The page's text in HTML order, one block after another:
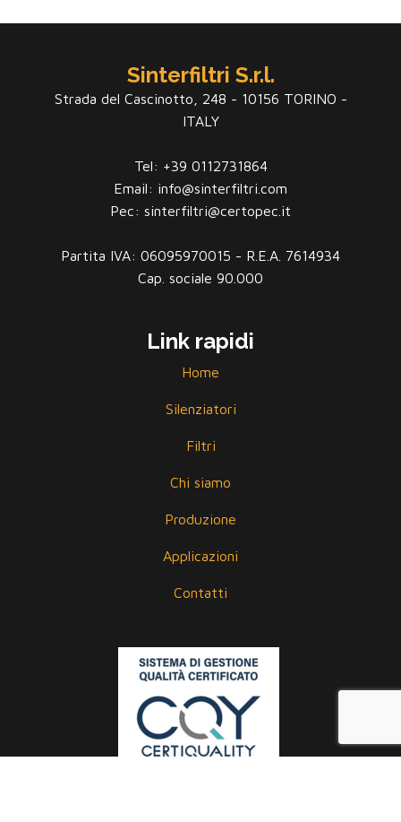
Sinterfiltri S.r.l.
Strada del Cascinotto, 248 - 10156 TORINO -
ITALY
Tel: +39 0112731864
Email: info@sinterfiltri.com
Pec: sinterfiltri@certopec.it
Partita IVA: 06095970015 - R.E.A. 7614934
Cap. sociale 90.000
Link rapidi
Home
Silenziatori
Filtri
Chi siamo
Produzione
Applicazioni
Contatti